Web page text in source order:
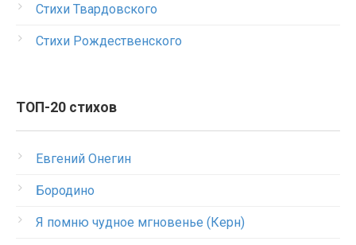
Стихи Твардовского
Стихи Рождественского
ТОП-20 стихов
Евгений Онегин
Бородино
Я помню чудное мгновенье (Керн)